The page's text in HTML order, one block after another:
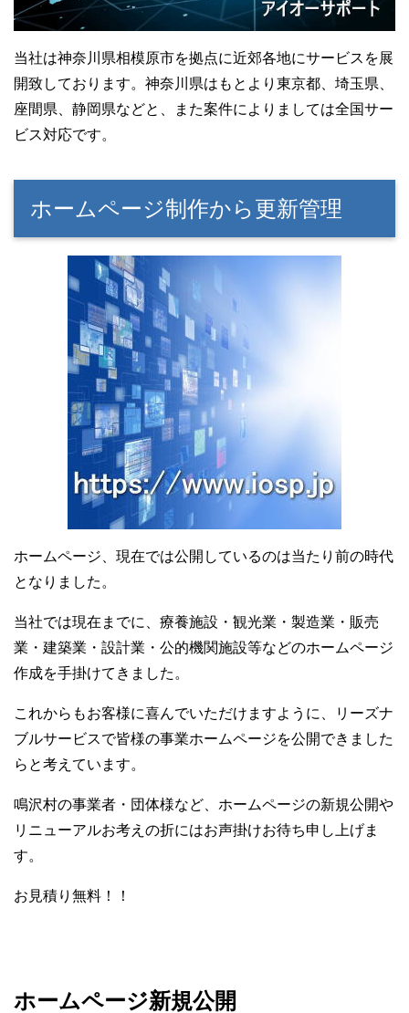
当社は神奈川県相模原市を拠点に近郊各地にサービスを展
開致しております。神奈川県はもとより東京都、埼玉県、
座間県、静岡県などと、また案件によりましては全国サー
ビス対応です。
ホームページ制作から更新管理
ホームページ、現在では公開しているのは当たり前の時代
となりました。
当社では現在までに、療養施設・観光業・製造業・販売
業・建築業・設計業・公的機関施設等などのホームページ
作成を手掛けてきました。
これからもお客様に喜んでいただけますように、リーズナ
ブルサービスで皆様の事業ホームページを公開できました
らと考えています。
鳴沢村の事業者・団体様など、ホームページの新規公開や
リニューアルお考えの折にはお声掛けお待ち申し上げま
す。
お見積り無料！！
ホームページ新規公開